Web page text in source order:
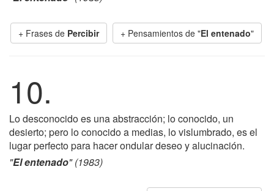
+ Frases de Percibir + Pensamientos de "El entenado"
10.
Lo desconocido es una abstracción; lo conocido, un
desierto; pero lo conocido a medias, lo vislumbrado, es el
lugar perfecto para hacer ondular deseo y alucinación.
"El entenado" (1983)